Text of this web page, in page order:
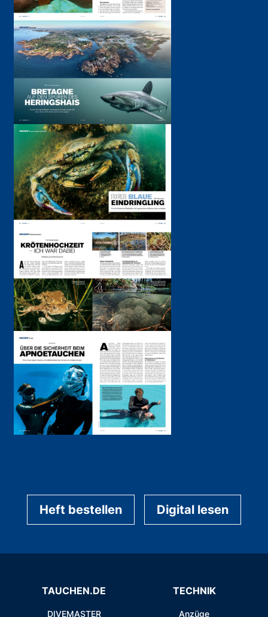
Heft bestellen Digital lesen
TAUCHEN.DE
DIVEMASTER
TECHNIK
Anzüge